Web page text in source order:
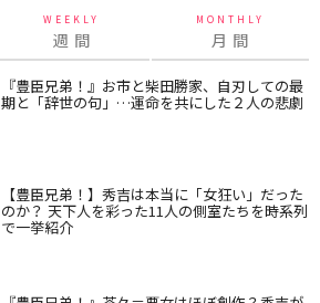
WEEKLY
週 間
MONTHLY
月 間
『豊臣兄弟！』お市と柴田勝家、自刃しての最
期と「辞世の句」…運命を共にした２人の悲劇
【豊臣兄弟！】秀吉は本当に「女狂い」だった
のか？ 天下人を彩った11人の側室たちを時系列
で一挙紹介